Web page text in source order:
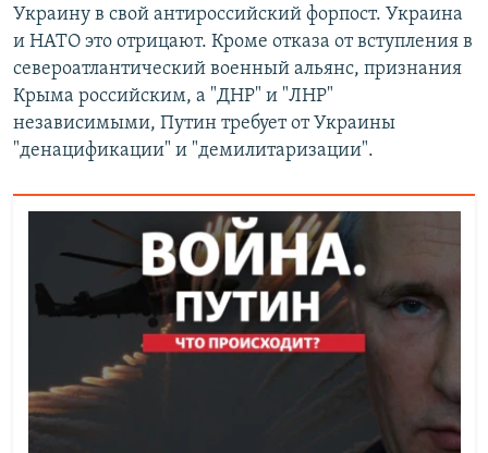
Украину в свой антироссийский форпост. Украина
и НАТО это отрицают. Кроме отказа от вступления в
североатлантический военный альянс, признания
Крыма российским, а "ДНР" и "ЛНР"
независимыми, Путин требует от Украины
"денацификации" и "демилитаризации".